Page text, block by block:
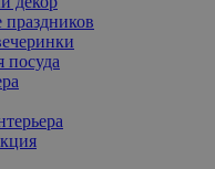
посуда